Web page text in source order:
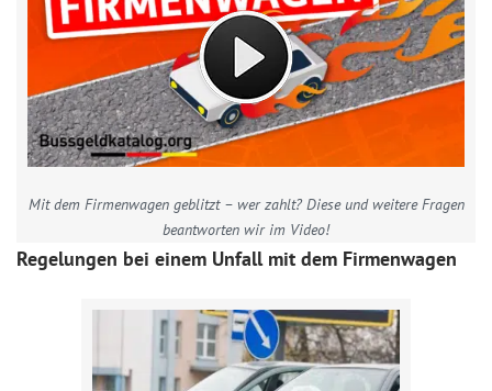
Mit dem Firmenwagen geblitzt – wer zahlt? Diese und weitere Fragen
beantworten wir im Video!
Regelungen bei einem Unfall mit dem Firmenwagen